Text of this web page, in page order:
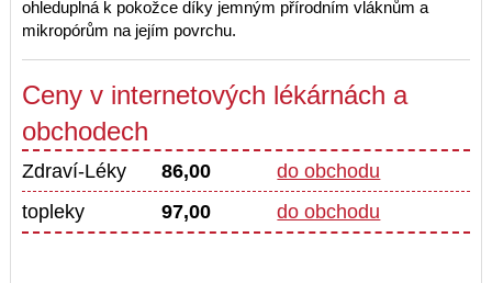
ohleduplná k pokožce díky jemným přírodním vláknům a
mikropórům na jejím povrchu.
Ceny v internetových lékárnách a
obchodech
Zdraví-Léky 86,00
do obchodu
topleky
97,00 do obchodu